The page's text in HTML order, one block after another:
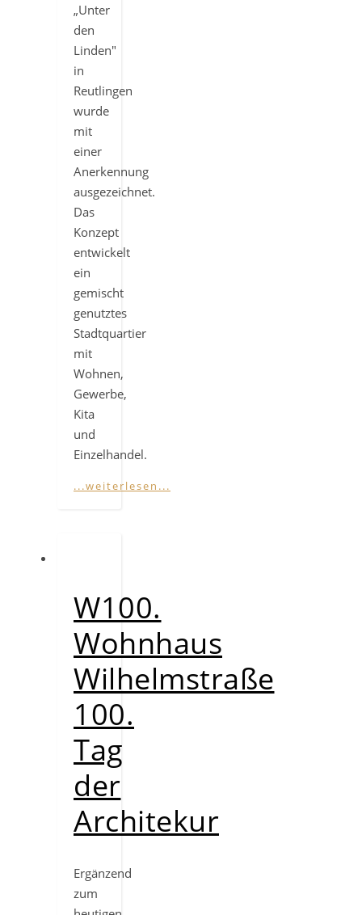
„Unter
den
Linden"
in
Reutlingen
wurde
mit
einer
Anerkennung
ausgezeichnet.
Das
Konzept
entwickelt
ein
gemischt
genutztes
Stadtquartier
mit
Wohnen,
Gewerbe,
Kita
und
Einzelhandel.
...weiterlesen...
W100.
Wohnhaus
Wilhelmstraße
100.
Tag
der
Architekur
Ergänzend
zum